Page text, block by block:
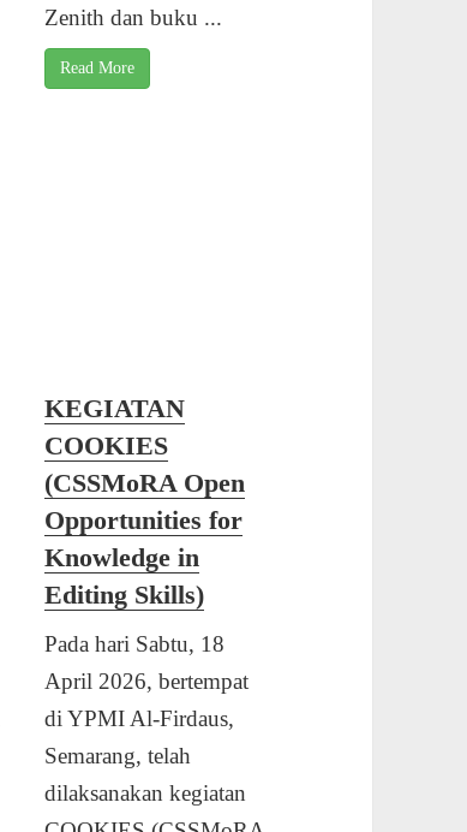
Zenith dan buku ...
Read More
KEGIATAN
COOKIES
(CSSMoRA Open
Opportunities for
Knowledge in
Editing Skills)
Pada hari Sabtu, 18
April 2026, bertempat
di YPMI Al-Firdaus,
Semarang, telah
dilaksanakan kegiatan